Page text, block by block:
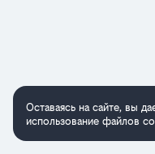
Оставаясь на сайте, вы
использование файлов